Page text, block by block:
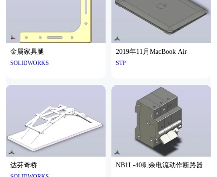
金属家具腿
SOLIDWORKS
2019年11月MacBook Air
STP
达芬奇桥 NB1L-40剩余电流动作断路器